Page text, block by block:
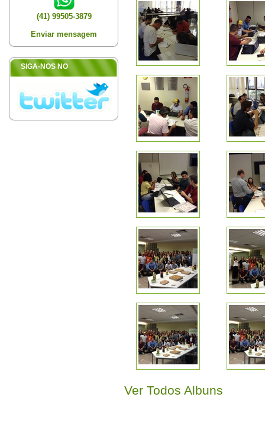
(41) 99505-3879
Enviar mensagem
SIGA-NOS NO
Ver Todos Albuns